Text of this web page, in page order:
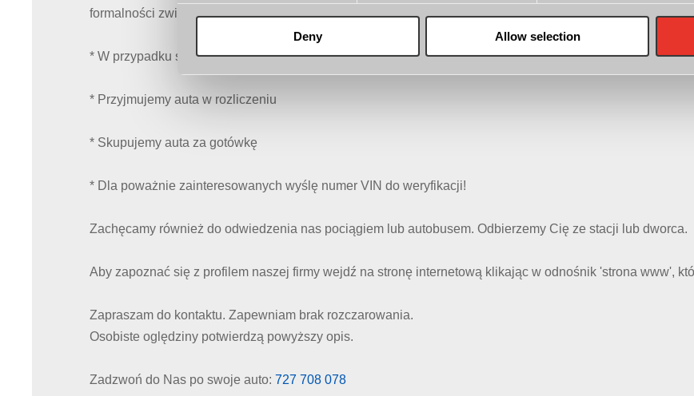
Deny Allow selection
formalności związanych z rejestracją samochodu oraz uzyskaniem ubezpieczenia. Jesteśmy
* W przypadku słabej pogody lub zmroku, jest możliwość obejrzenia auta w oświetlonej hali.
* Przyjmujemy auta w rozliczeniu
* Skupujemy auta za gotówkę
* Dla poważnie zainteresowanych wyślę numer VIN do weryfikacji!
Zachęcamy również do odwiedzenia nas pociągiem lub autobusem. Odbierzemy Cię ze stacji lub dworca.
Aby zapoznać się z profilem naszej firmy wejdź na stronę internetową klikając w odnośnik 'strona www',
Zapraszam do kontaktu. Zapewniam brak rozczarowania.
Osobiste oględziny potwierdzą powyższy opis.
Zadzwoń do Nas po swoje auto: 727 708 078